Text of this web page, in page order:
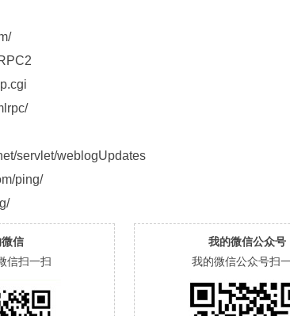
servlet/weblogUpdates
ping/
信
信扫一扫
我的微信公众号
我的微信公众号扫